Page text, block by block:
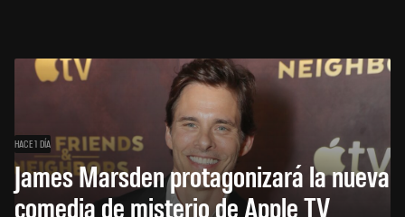
HACE 1 DÍA
James Marsden protagonizará la nueva
comedia de misterio de Apple TV